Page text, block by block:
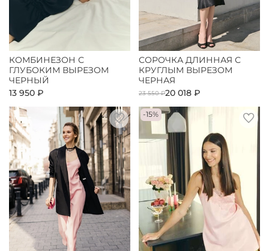
КОМБИНЕЗОН С
ГЛУБОКИМ ВЫРЕЗОМ
ЧЕРНЫЙ
13 950 ₽
СОРОЧКА ДЛИННАЯ С
КРУГЛЫМ ВЫРЕЗОМ
ЧЕРНАЯ
23 550 ₽20 018 ₽
-15%